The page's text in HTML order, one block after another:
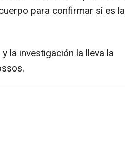
para confirmar si es la
la investigación la lleva la